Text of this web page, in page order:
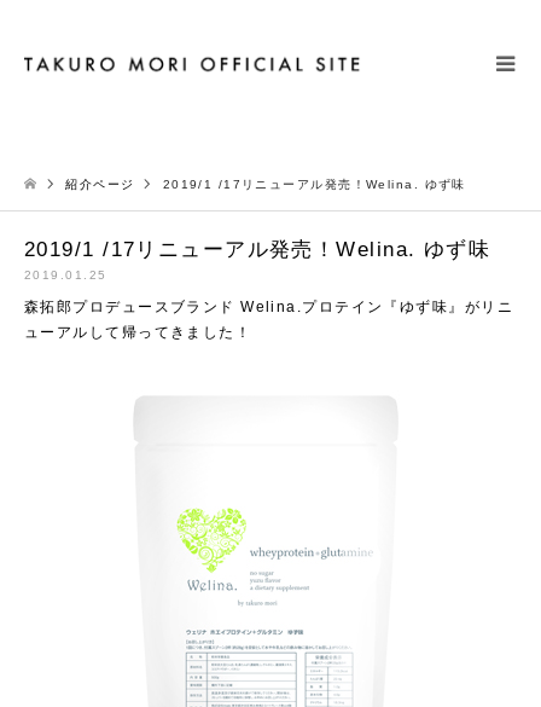
紹介ページ 2019/1 /17リニューアル発売！Welina. ゆず味
2019/1 /17リニューアル発売！Welina. ゆず味
2019.01.25
森拓郎プロデュースブランド Welina.プロテイン『ゆず味』がリニ
ューアルして帰ってきました！